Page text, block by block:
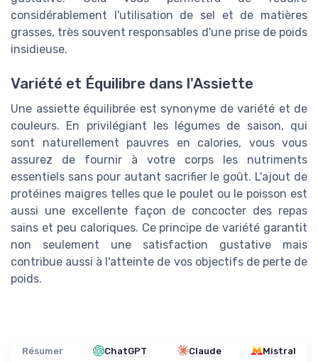
considérablement l'utilisation de sel et de matières
grasses, très souvent responsables d'une prise de poids
insidieuse.
Variété et Équilibre dans l'Assiette
Une assiette équilibrée est synonyme de variété et de
couleurs. En privilégiant les légumes de saison, qui
sont naturellement pauvres en calories, vous vous
assurez de fournir à votre corps les nutriments
essentiels sans pour autant sacrifier le goût. L'ajout de
protéines maigres telles que le poulet ou le poisson est
aussi une excellente façon de concocter des repas
sains et peu caloriques. Ce principe de variété garantit
non seulement une satisfaction gustative mais
contribue aussi à l'atteinte de vos objectifs de perte de
poids.
Résumer ChatGPT Claude Mistral